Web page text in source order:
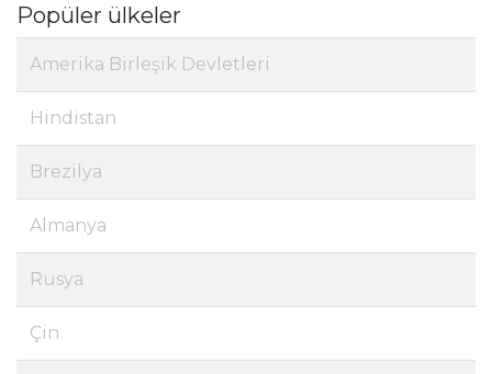
Popüler ülkeler
Amerika Birleşik Devletleri
Hindistan
Brezilya
Almanya
Rusya
Çin